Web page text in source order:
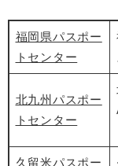
福岡県パスポー
トセンター
北九州パスポー
トセンター
久留米パスポー